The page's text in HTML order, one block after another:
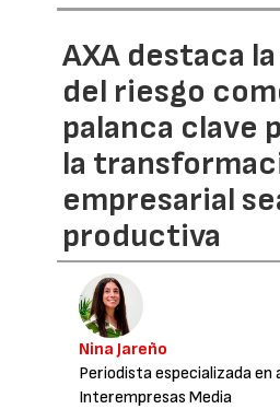
AXA destaca
del riesgo
palanca clave
la
empresarial
productiva
Nina Jareño
Periodista especializada en
Interempresas Media